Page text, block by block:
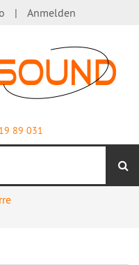
Anmelden
89 031